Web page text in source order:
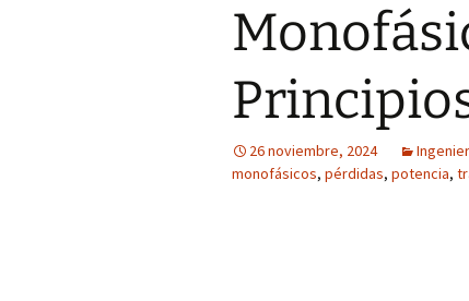
26 noviembre, 2024
monofásicos, pérdidas, potencia,